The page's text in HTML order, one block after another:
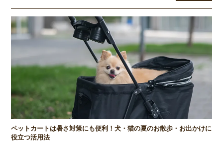
ペットカートは暑さ対策にも便利！犬・猫の夏のお散歩・お出かけに
役立つ活用法